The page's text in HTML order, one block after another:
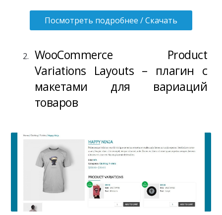
Посмотреть подробнее / Скачать
WooCommerce Product
Variations Layouts – плагин с
макетами для вариаций
товаров